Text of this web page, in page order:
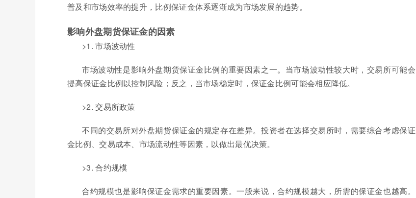
普及和市场效率的提升，比例保证金体系逐渐成为市场发展的趋势。
影响外盘期货保证金的因素
>1. 市场波动性
市场波动性是影响外盘期货保证金比例的重要因素之一。当市场波动性较大时，交易所可能会
提高保证金比例以控制风险；反之，当市场稳定时，保证金比例可能会相应降低。
>2. 交易所政策
不同的交易所对外盘期货保证金的规定存在差异。投资者在选择交易所时，需要综合考虑保证
金比例、交易成本、市场流动性等因素，以做出最优决策。
>3. 合约规模
合约规模也是影响保证金需求的重要因素。一般来说，合约规模越大，所需的保证金也越高。